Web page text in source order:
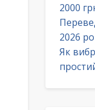
2000
2026
Як